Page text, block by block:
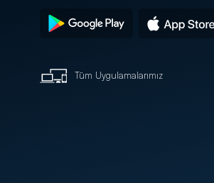
Tüm Uygulamalarımız